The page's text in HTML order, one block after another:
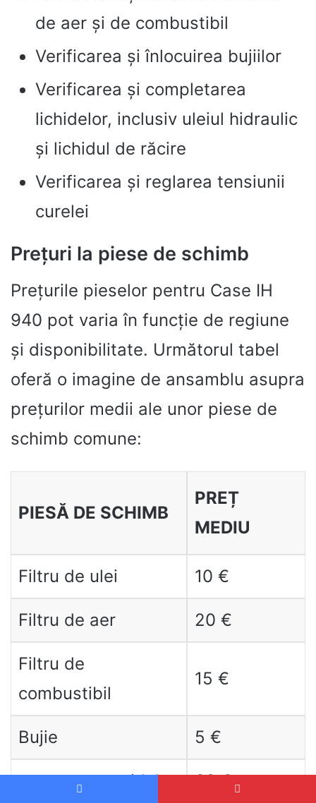
de aer și de combustibil
Verificarea și înlocuirea bujiilor
Verificarea și completarea
lichidelor, inclusiv uleiul hidraulic
și lichidul de răcire
Verificarea și reglarea tensiunii
curelei
Prețuri la piese de schimb
Prețurile pieselor pentru Case IH
940 pot varia în funcție de regiune
și disponibilitate. Următorul tabel
oferă o imagine de ansamblu asupra
prețurilor medii ale unor piese de
schimb comune:
PIESĂ DE SCHIMB
PREȚ
MEDIU
Filtru de ulei 10 €
Filtru de aer 20 €
Filtru de
combustibil
15 €
Bujie 5 €
curea trapezoidale 30 €